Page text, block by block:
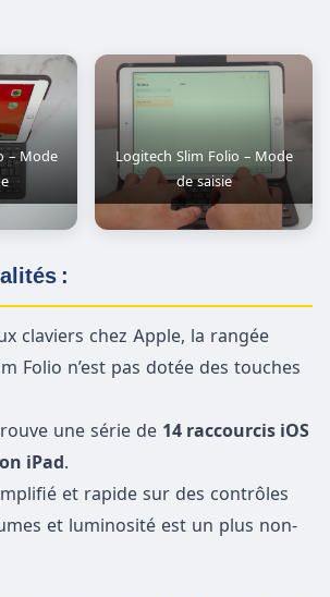
– Mode
Logitech Slim Folio – Mode
de saisie
:
claviers chez Apple, la rangée
Folio n’est pas dotée des touches
une série de 14 raccourcis iOS
iPad.
et rapide sur des contrôles
et luminosité est un plus non-